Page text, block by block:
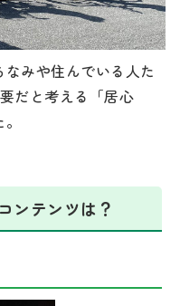
みや住んでいる人た
だと考える「居心
ンテンツは？